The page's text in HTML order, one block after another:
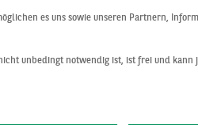
avancieren zum
mehrgeschossig. Und
eine attraktive
Omnichannel: Wir halten Sie
dem Laufenden. Gleichzeitig
es uns sowie unseren Partnern,
unbedingt notwendig ist, ist frei und kann